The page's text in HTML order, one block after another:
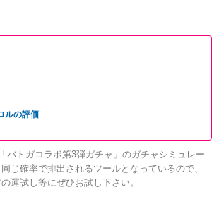
ルの評価
バトガコラボ第3弾ガチャ」のガチャシミュレー
じ確率で排出されるツールとなっているので、
運試し等にぜひお試し下さい。